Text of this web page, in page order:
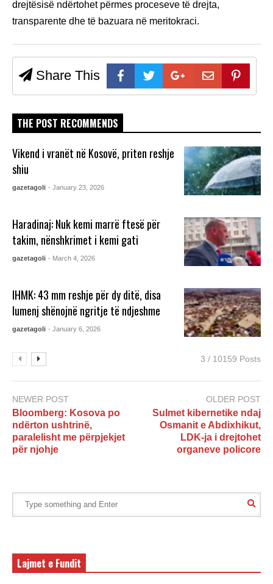
drejtësisë ndërtohet përmes proceseve të drejta,
transparente dhe të bazuara në meritokraci.
Share This
THE POST RECOMMENDS
Vikend i vranët në Kosovë, priten reshje
shiu
gazetagoli - January 23, 2026
Haradinaj: Nuk kemi marrë ftesë për
takim, nënshkrimet i kemi gati
gazetagoli - March 4, 2026
IHMK: 43 mm reshje për dy ditë, disa
lumenj shënojnë ngritje të ndjeshme
gazetagoli - January 6, 2026
3 / 10159 Posts
NEWER POST
Bloomberg: Kosova po
ndërton ushtrinë,
paralelisht me përpjekjet
për njohje
OLDER POST
Sulmet kibernetike ndaj
Osmanit e Abdixhikut,
LDK-ja i drejtohet
organeve policore
Lajmet e Fundit